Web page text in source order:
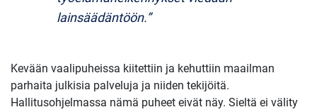
lainsäädäntöön.”
Kevään vaalipuheissa kiitettiin ja kehuttiin maailman
parhaita julkisia palveluja ja niiden tekijöitä.
Hallitusohjelmassa nämä puheet eivät näy. Sieltä ei välity